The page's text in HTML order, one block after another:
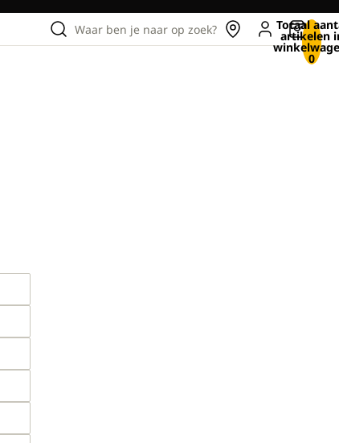
Waar ben je naar op zoek? Totaal
artikelen
0